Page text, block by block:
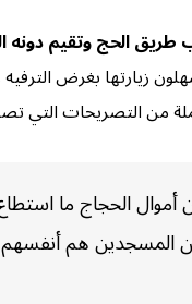
الحج وتقيم دونه
زيارتها بغرض
من التصريحات التي
الحجاج ما
المسجدين هم أنفسهم